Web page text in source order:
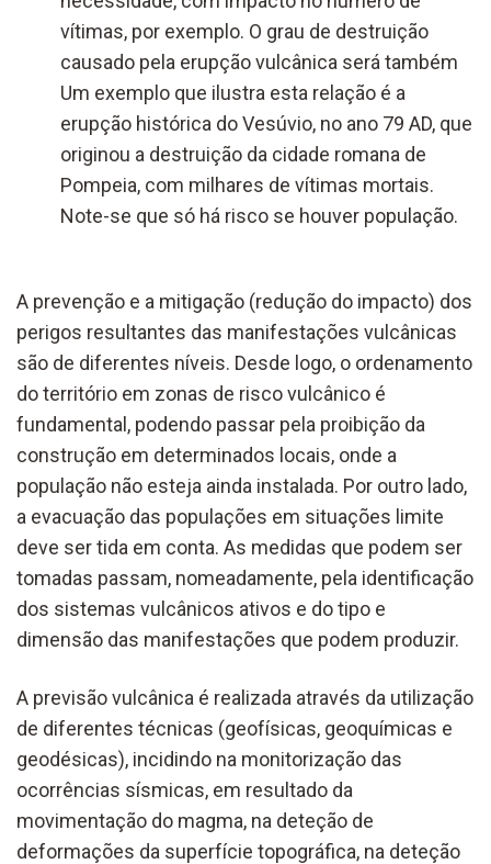
vítimas, por exemplo. O grau de destruição
causado pela erupção vulcânica será também
Um exemplo que ilustra esta relação é a
erupção histórica do Vesúvio, no ano 79 AD, que
originou a destruição da cidade romana de
Pompeia, com milhares de vítimas mortais.
Note-se que só há risco se houver população.
A prevenção e a mitigação (redução do impacto) dos
perigos resultantes das manifestações vulcânicas
são de diferentes níveis. Desde logo, o ordenamento
do território em zonas de risco vulcânico é
fundamental, podendo passar pela proibição da
construção em determinados locais, onde a
população não esteja ainda instalada. Por outro lado,
a evacuação das populações em situações limite
deve ser tida em conta. As medidas que podem ser
tomadas passam, nomeadamente, pela identificação
dos sistemas vulcânicos ativos e do tipo e
dimensão das manifestações que podem produzir.
A previsão vulcânica é realizada através da utilização
de diferentes técnicas (geofísicas, geoquímicas e
geodésicas), incidindo na monitorização das
ocorrências sísmicas, em resultado da
movimentação do magma, na deteção de
deformações da superfície topográfica, na deteção